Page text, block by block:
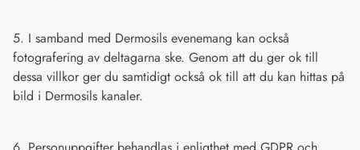
5. I samband med Dermosils evenemang kan också
fotografering av deltagarna ske. Genom att du ger ok till
dessa villkor ger du samtidigt också ok till att du kan hittas på
bild i Dermosils kanaler.